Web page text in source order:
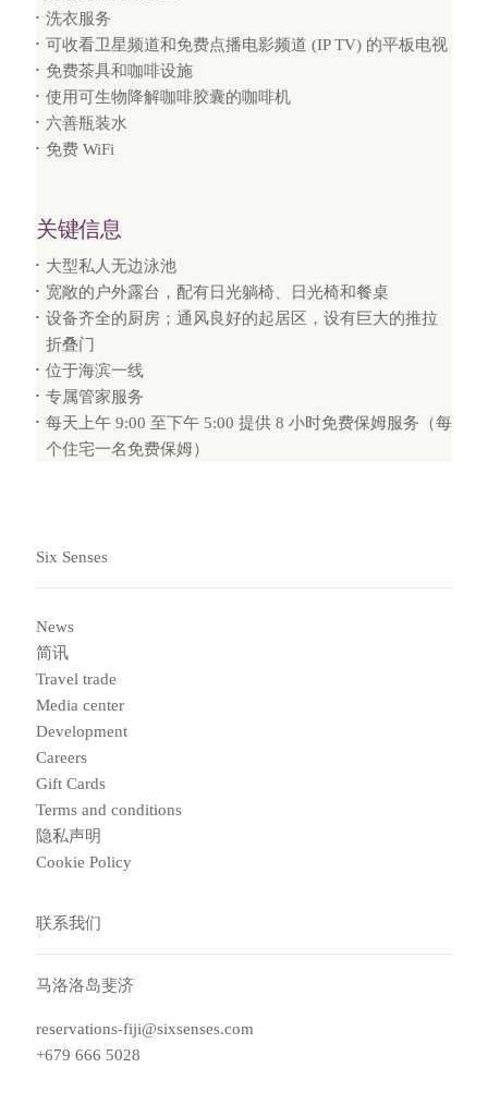
洗衣服务
可收看卫星频道和免费点播电影频道 (IP TV) 的平板电视
免费茶具和咖啡设施
使用可生物降解咖啡胶囊的咖啡机
六善瓶装水
免费 WiFi
关键信息
大型私人无边泳池
宽敞的户外露台，配有日光躺椅、日光椅和餐桌
设备齐全的厨房；通风良好的起居区，设有巨大的推拉
折叠门
位于海滨一线
专属管家服务
每天上午 9:00 至下午 5:00 提供 8 小时免费保姆服务（每
个住宅一名免费保姆）
Six Senses
News
简讯
Travel trade
Media center
Development
Careers
Gift Cards
Terms and conditions
隐私声明
Cookie Policy
联系我们
马洛洛岛斐济
reservations-fiji@sixsenses.com
+679 666 5028